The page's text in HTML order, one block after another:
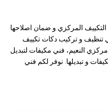
المركزي و ضمان اصلاحها
في تنظيف و تركيب دكات تكييف
النعيم، فني مكيفات لتبديل
و تبديلها. نوفر لكم فني